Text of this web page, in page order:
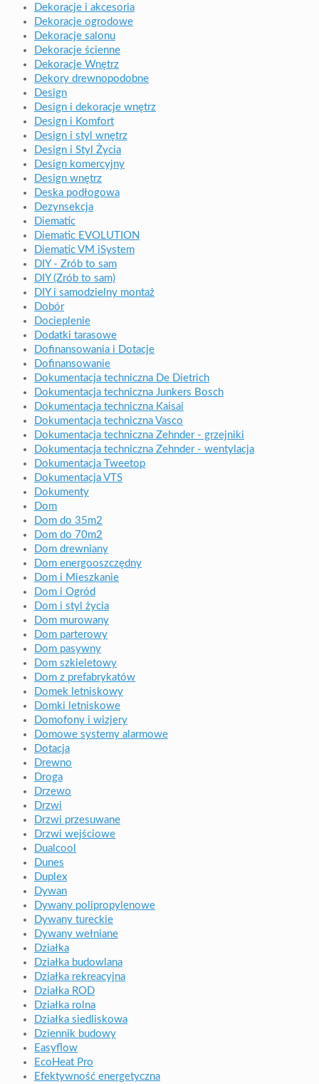
Dekoracje i akcesoria
Dekoracje ogrodowe
Dekoracje salonu
Dekoracje ścienne
Dekoracje Wnętrz
Dekory drewnopodobne
Design
Design i dekoracje wnętrz
Design i Komfort
Design i styl wnętrz
Design i Styl Życia
Design komercyjny
Design wnętrz
Deska podłogowa
Dezynsekcja
Diematic
Diematic EVOLUTION
Diematic VM iSystem
DIY - Zrób to sam
DIY (Zrób to sam)
DIY i samodzielny montaż
Dobór
Docieplenie
Dodatki tarasowe
Dofinansowania i Dotacje
Dofinansowanie
Dokumentacja techniczna De Dietrich
Dokumentacja techniczna Junkers Bosch
Dokumentacja techniczna Kaisai
Dokumentacja techniczna Vasco
Dokumentacja techniczna Zehnder - grzejniki
Dokumentacja techniczna Zehnder - wentylacja
Dokumentacja Tweetop
Dokumentacja VTS
Dokumenty
Dom
Dom do 35m2
Dom do 70m2
Dom drewniany
Dom energooszczędny
Dom i Mieszkanie
Dom i Ogród
Dom i styl życia
Dom murowany
Dom parterowy
Dom pasywny
Dom szkieletowy
Dom z prefabrykatów
Domek letniskowy
Domki letniskowe
Domofony i wizjery
Domowe systemy alarmowe
Dotacja
Drewno
Droga
Drzewo
Drzwi
Drzwi przesuwane
Drzwi wejściowe
Dualcool
Dunes
Duplex
Dywan
Dywany polipropylenowe
Dywany tureckie
Dywany wełniane
Działka
Działka budowlana
Działka rekreacyjna
Działka ROD
Działka rolna
Działka siedliskowa
Dziennik budowy
Easyflow
EcoHeat Pro
Efektywność energetyczna